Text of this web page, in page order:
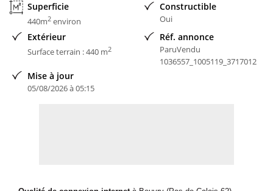
Superficie
440m2environ
Constructible
Oui
Extérieur
Surface terrain : 440 m2
Réf. annonce
ParuVendu
1036557_1005119_3717012
Mise à jour
05/08/2026 à 05:15